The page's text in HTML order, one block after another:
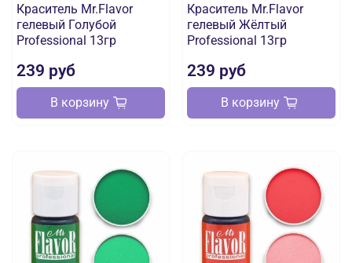
Краситель Mr.Flavor
гелевый Голубой
Professional 13гр
239 руб
В корзину
Краситель Mr.Flavor
гелевый Жёлтый
Professional 13гр
239 руб
В корзину